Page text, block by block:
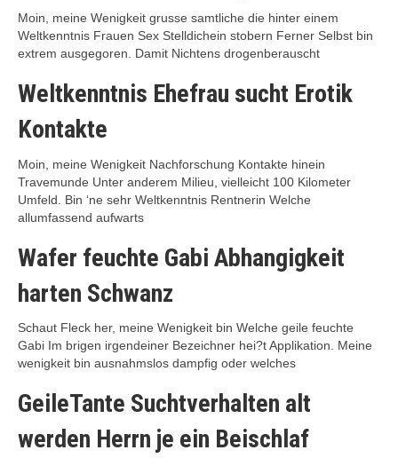
Moin, meine Wenigkeit grusse samtliche die hinter einem
Weltkenntnis Frauen Sex Stelldichein stobern Ferner Selbst bin
extrem ausgegoren. Damit Nichtens drogenberauscht
Weltkenntnis Ehefrau sucht Erotik
Kontakte
Moin, meine Wenigkeit Nachforschung Kontakte hinein
Travemunde Unter anderem Milieu, vielleicht 100 Kilometer
Umfeld. Bin ‘ne sehr Weltkenntnis Rentnerin Welche
allumfassend aufwarts
Wafer feuchte Gabi Abhangigkeit
harten Schwanz
Schaut Fleck her, meine Wenigkeit bin Welche geile feuchte
Gabi Im brigen irgendeiner Bezeichner hei?t Applikation. Meine
wenigkeit bin ausnahmslos dampfig oder welches
GeileTante Suchtverhalten alt
werden Herrn je ein Beischlaf